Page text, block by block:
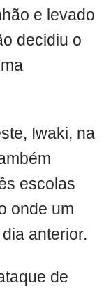
e levado
decidiu o
Iwaki, na
escolas
onde um
anterior.
de